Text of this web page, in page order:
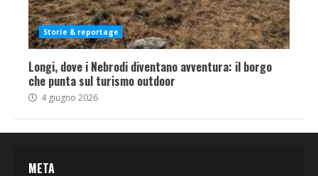
Storie & reportage
Longi, dove i Nebrodi diventano avventura: il borgo
che punta sul turismo outdoor
4 giugno 2026
META